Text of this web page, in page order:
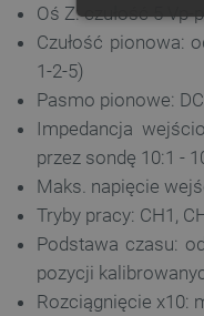
Oś Z: czułość 5
Czułość pionowa:
1-2-5)
Pasmo pionowe:
Impedancja
przez sondę 10:1 -
Maks. napięcie
Tryby pracy: CH1,
Podstawa czasu:
pozycji
Rozciągnięcie x10:
Niezbędne pliki